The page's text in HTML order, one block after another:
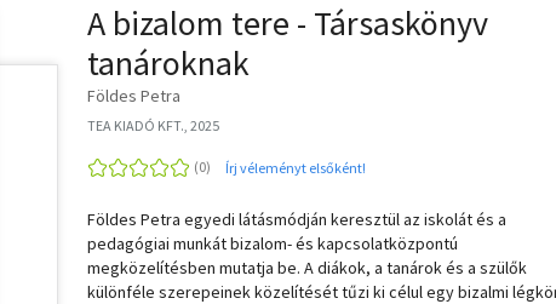
A bizalom tere - Társaskönyv
tanároknak
Földes Petra
TEA KIADÓ KFT., 2025
Írj véleményt elsőként!
Földes Petra egyedi látásmódján keresztül az iskolát és a
pedagógiai munkát bizalom- és kapcsolatközpontú
megközelítésben mutatja be. A diákok, a tanárok és a szülők
különféle szerepeinek közelítését tűzi ki célul egy bizalmi